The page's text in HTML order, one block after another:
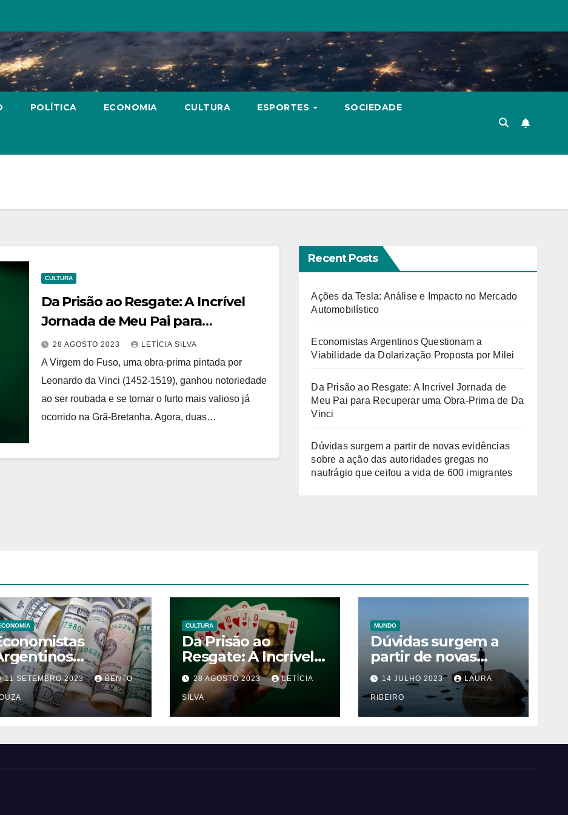
POLÍTICA ECONOMIA CULTURA ESPORTES SOCIEDADE
CULTURA
Da Prisão ao Resgate: A Incrível
Jornada de Meu Pai para
Recuperar uma Obra-Prima de Da
Vinci
28 AGOSTO 2023 LETÍCIA SILVA
A Virgem do Fuso, uma obra-prima pintada por
Leonardo da Vinci (1452-1519), ganhou notoriedade
ao ser roubada e se tornar o furto mais valioso já
ocorrido na Grã-Bretanha. Agora, duas…
Recent Posts
Ações da Tesla: Análise e Impacto no Mercado
Automobilístico
Economistas Argentinos Questionam a
Viabilidade da Dolarização Proposta por Milei
Da Prisão ao Resgate: A Incrível Jornada de
Meu Pai para Recuperar uma Obra-Prima de Da
Vinci
Dúvidas surgem a partir de novas evidências
sobre a ação das autoridades gregas no
naufrágio que ceifou a vida de 600 imigrantes
a
da
por Milei
11 SETEMBRO 2023 BENTO
CULTURA
Da Prisão ao
Resgate: A Incrível
Jornada de Meu Pai
para Recuperar uma
Obra-Prima de Da
Vinci
28 AGOSTO 2023 LETÍCIA
SILVA
MUNDO
Dúvidas surgem a
partir de novas
evidências sobre a
ação das
autoridades gregas
no naufrágio que
imigrantes
14 JULHO 2023 LAURA
RIBEIRO